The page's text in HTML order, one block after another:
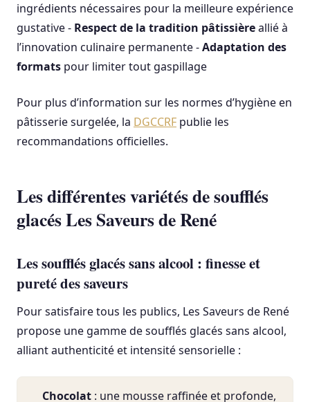
ingrédients nécessaires pour la meilleure expérience
gustative - Respect de la tradition pâtissièreallié à
l’innovation culinaire permanente -Adaptation des
formats pour limiter tout gaspillage
Pour plus d’information sur les normes d’hygiène en
pâtisserie surgelée, la DGCCRF publie les
recommandations officielles.
Les différentes variétés de soufflés
glacés Les Saveurs de René
Les soufflés glacés sans alcool : finesse et
pureté des saveurs
Pour satisfaire tous les publics, Les Saveurs de René
propose une gamme de soufflés glacés sans alcool,
alliant authenticité et intensité sensorielle :
Chocolat : une mousse raffinée et profonde,